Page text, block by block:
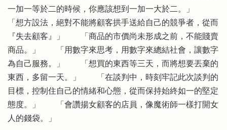
一加一等於二的時候，你應該想到一加一大於二。」
「想方設法，絕對不能將顧客拱手送給自己的競爭者，從而
『失去顧客』」 「商品的市價尚未形成之前，不能賤賣
商品。」 「用數字來思考，用數字來總結社會，讓數字
為自己服務。」 「想買的東西等三天，而將想要丟棄的
東西，多留一天。」 「在談判中，時刻牢記此次談判的
目標，控制住自己的情緒和心態，從而保持始終如一的堅定
態度。」 「會讚揚女顧客的店員，像魔術師一樣打開女
人的錢袋。」